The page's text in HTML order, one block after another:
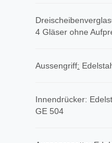
4 Gläser ohne
Aussengriff​:
Innendrücker:
GE 504